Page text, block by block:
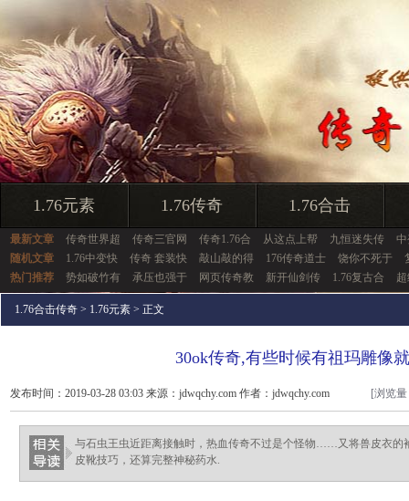
1.76元素 1.76传奇 1.76合击
最新文章 传奇世界超 传奇三官网 传奇1.76合 从这点上帮 九恒迷失传
随机文章
1.76中变快 传奇 套装快 敲山敲的得 176传奇道士 饶你不死于
热门推荐
势如破竹有 承压也强于 网页传奇教 新开仙剑传 1.76复古合
1.76合击传奇 > 1.76元素 > 正文
30ok传奇,有些时候有祖玛雕像
发布时间：2019-03-28 03:03 来源：jdwqchy.com 作者：jdwqchy.com [浏览
与石虫王虫近距离接触时，热血传奇不过是个怪物……又将兽皮衣的
皮靴技巧，还算完整神秘药水.